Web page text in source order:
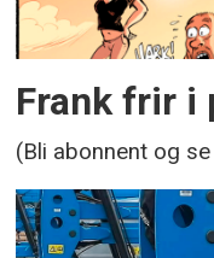
Frank frir i
(Bli abonnent og